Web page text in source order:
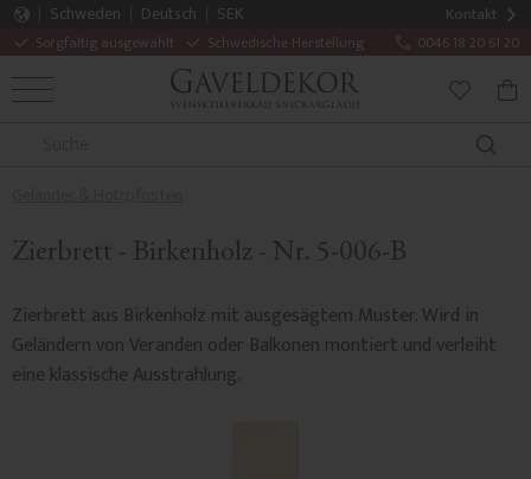
Kontakt
Sorgfältig ausgewählt Schwedische Herstellung 0046 18 20 61 20
Schweden Deutsch
SEK
MENÜ
Zierbrett - Birkenholz - Nr. 5-006-B
Zierbrett aus Birkenholz mit ausgesägtem Muster. Wird in
Geländern von Veranden oder Balkonen montiert und verleiht
eine klassische Ausstrahlung.